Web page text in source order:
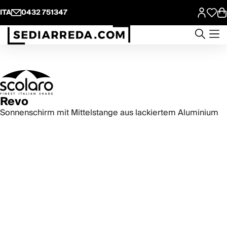
ITA 0432 751347
Revo
Sonnenschirm mit Mittelstange aus lackiertem Aluminium